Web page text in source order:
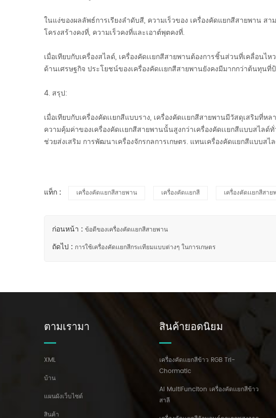
ในแง่ของผลลัพธ์การเรียงลำดับสี, ความเร็วของ เครื่องคัดแยกสีสายพาน สา
โครงสร้างคงที่, ความเร็วคงที่และเอาต์พุตคงที่.
เมื่อเทียบกับเครื่องสไลด์, เครื่องคัดเเยกสีสายพานต้องการชิ้นส่วนที่เคลื่อน
ด้านเศรษฐกิจ ประโยชน์ของเครื่องคัดเเยกสีสายพานยังคงมีมากกว่าต้นทุนที่
4. สรุป:
เมื่อเทียบกับเครื่องคัดเเยกสีแบบราง, เครื่องคัดเเยกสีสายพานมีวัสดุเสริม
ความคุ้มค่าของเครื่องคัดเเยกสีสายพานนั้นสูงกว่าเครื่องคัดเเยกสีแบบสไ
ช่วยส่งเสริม การพัฒนาเครื่องจักรกลการเกษตร. แทนเครื่องคัดแยกสีแบบส
แท็ก : เครื่องคัดแยกสีสายพาน เครื่องคัดเเยกสี เครื่องคัดเเยกสีสา
ก่อนหน้า : ข้อดีของเครื่องคัดเเยกสีสายพาน
ถัดไป : การใช้เครื่องคัดเเยกสีกระเทียมแบบต่างๆ ในการเกษตร
ตามเรามา
XML
บ้าน
แผนผังเว็บไซต์
สินค้า
สินค้ายอดนิยม
เครื่องคัดเเยกสีข้าว RGB Tri-
Chormatic
AI MultiFunciton เครื่องคัดเเยกสีข้าว
สาลี